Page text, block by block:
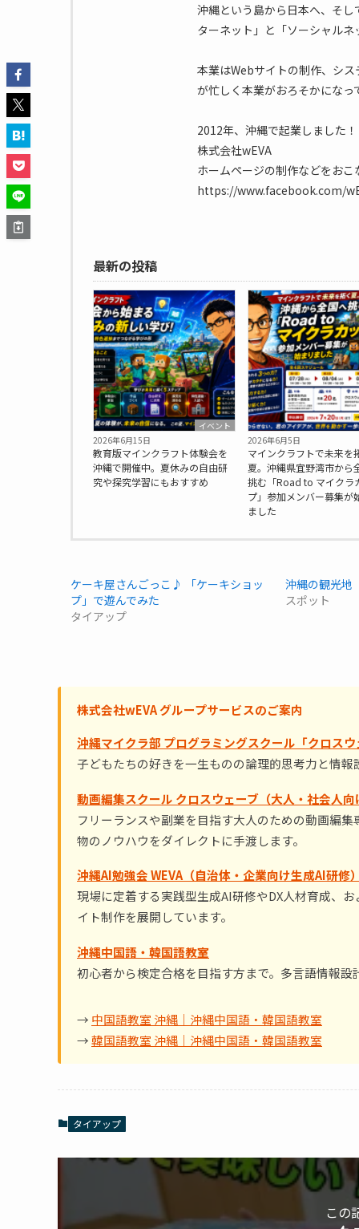
沖縄という島から日本へ、そ
ターネット」と「ソーシャル
本業はWebサイトの制作、シ
が忙しく本業がおろそかにな
2012年、沖縄で起業しました
株式会社wEVA
ホームページの制作などをおこ
https://www.facebook.com/
最新の投稿
イベント
2026年6月15日
教育版マインクラフト体験会を
沖縄で開催中。夏休みの自由研
究や探究学習にもおすすめ
2026年6月5日
マインクラフトで未来を
夏。沖縄県宜野湾市から
挑む「Road to マイクラ
プ」参加メンバー募集が
ました
ケーキ屋さんごっこ♪ 「ケーキショッ
プ」で遊んでみた
タイアップ
沖縄の観光
スポット
株式会社wEVA グループサービスのご案内
沖縄マイクラ部 プログラミングスクール「クロス
子どもたちの好きを一生ものの論理的思考力と情
動画編集スクール クロスウェーブ（大人・社会人向
フリーランスや副業を目指す大人のための動画編
物のノウハウをダイレクトに手渡します。
沖縄AI勉強会 WEVA（自治体・企業向け生成AI研修
現場に定着する実践型生成AI研修やDX人材育成、
イト制作を展開しています。
沖縄中国語・韓国語教室
初心者から検定合格を目指す方まで。多言語情報
→ 中国語教室 沖縄｜沖縄中国語・韓国語教室
→韓国語教室 沖縄｜沖縄中国語・韓国語教室
タイアップ
この